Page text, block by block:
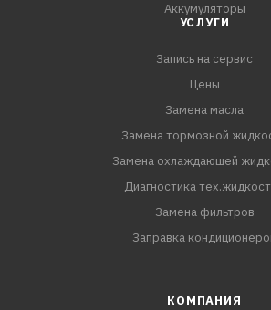
Аккумуляторы
УСЛУГИ
Запись на сервис
Цены
Замена масла
Замена тормозной
Замена охлаждающей
Диагностика
Замена фильтров
Заправка
КОМПАНИЯ